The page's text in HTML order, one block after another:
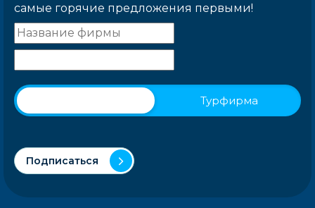
самые горячие предложения первыми!
Турфирма
Подписаться